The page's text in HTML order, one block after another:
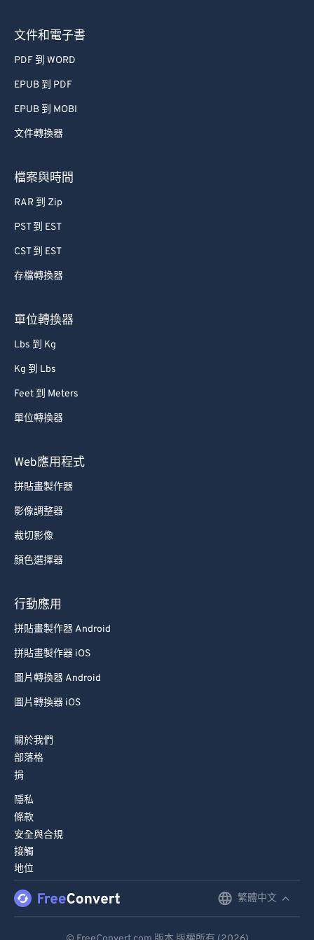
文件和電子書
PDF 到 WORD
EPUB 到 PDF
EPUB 到 MOBI
文件轉換器
檔案與時間
RAR 到 Zip
PST 到 EST
CST 到 EST
存檔轉換器
單位轉換器
Lbs 到 Kg
Kg 到 Lbs
Feet 到 Meters
單位轉換器
Web應用程式
拼貼畫製作器
影像調整器
裁切影像
顏色選擇器
行動應用
拼貼畫製作器 Android
拼貼畫製作器 iOS
圖片轉換器 Android
圖片轉換器 iOS
關於我們
部落格
捐
隱私
條款
安全與合規
接觸
地位
繁體中文